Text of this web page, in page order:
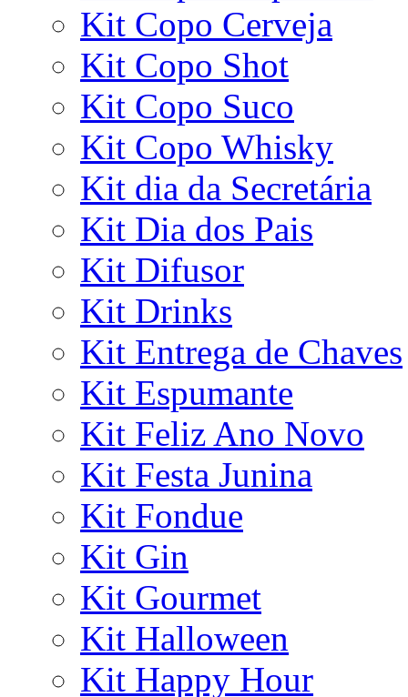
Kit Copo Cerveja
Kit Copo Shot
Kit Copo Suco
Kit Copo Whisky
Kit dia da Secretária
Kit Dia dos Pais
Kit Difusor
Kit Drinks
Kit Entrega de Chaves
Kit Espumante
Kit Feliz Ano Novo
Kit Festa Junina
Kit Fondue
Kit Gin
Kit Gourmet
Kit Halloween
Kit Happy Hour